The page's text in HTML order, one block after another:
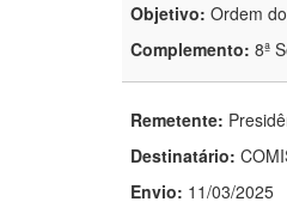
Objetivo: Ordem
Complemento: 8ª
Remetente:
Destinatário:
Envio: 11/03/2025